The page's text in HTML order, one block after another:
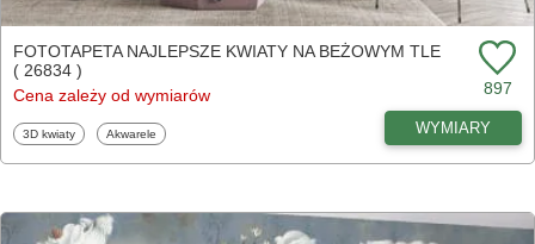
FOTOTAPETA NAJLEPSZE KWIATY NA BEŻOWYM TLE
( 26834 )
Cena zależy od wymiarów
897
Fototapety
3D kwiaty Fototapety
Akwarele WYMIARY